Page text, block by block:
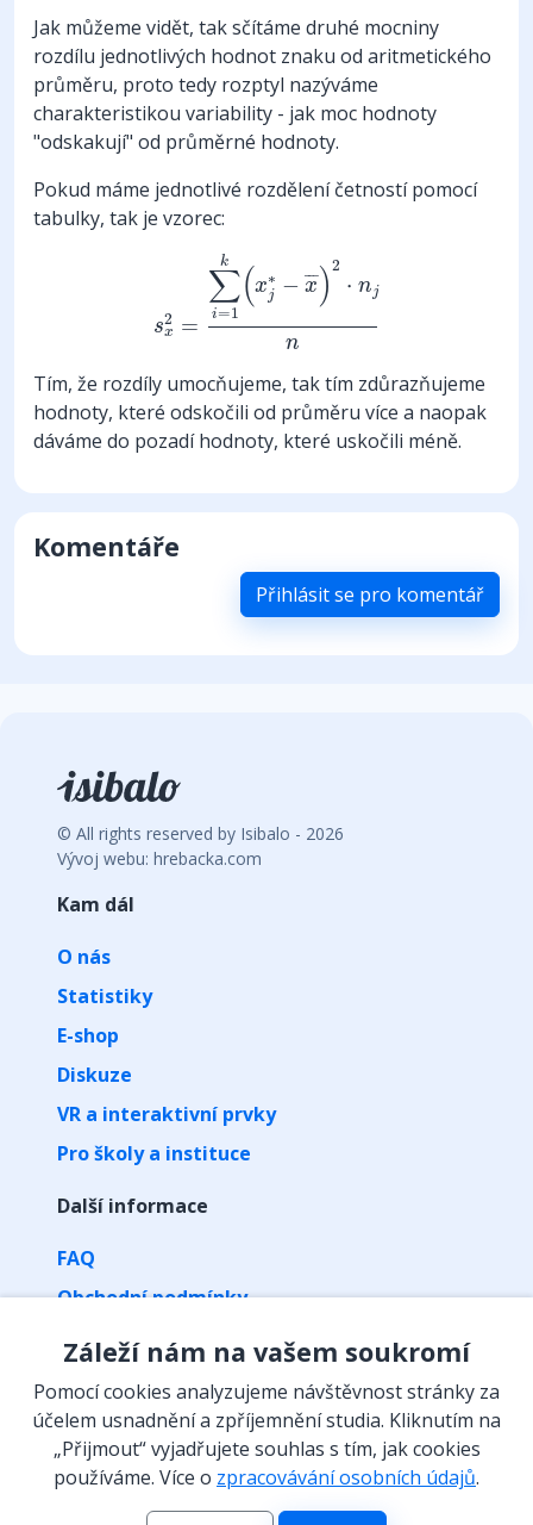
Jak můžeme vidět, tak sčítáme druhé mocniny
rozdílu jednotlivých hodnot znaku od aritmetického
průměru, proto tedy rozptyl nazýváme
charakteristikou variability - jak moc hodnoty
"odskakují" od průměrné hodnoty.
Pokud máme jednotlivé rozdělení četností pomocí
tabulky, tak je vzorec:
s2
x =
k
∑
i=1
(x∗
j − ¯
¯¯
x )2
⋅ nj
n
i= ¯
Tím, že rozdíly umocňujeme, tak tím zdůrazňujeme
hodnoty, které odskočili od průměru více a naopak
dáváme do pozadí hodnoty, které uskočili méně.
Komentáře
Přihlásit se pro komentář
© All rights reserved by Isibalo - 2026
Vývoj webu: hrebacka.com
Kam dál
O nás
Statistiky
E-shop
Diskuze
VR a interaktivní prvky
Pro školy a instituce
Další informace
FAQ
Obchodní podmínky
Zpracování osobních údajů
Vyzvednutí předplatného kódem
Isibalo na sítích
Záleží nám na vašem soukromí
Pomocí cookies analyzujeme návštěvnost stránky za
účelem usnadnění a zpříjemnění studia. Kliknutím na
„Přijmout“ vyjadřujete souhlas s tím, jak cookies
používáme. Více o zpracovávání osobních údajů.